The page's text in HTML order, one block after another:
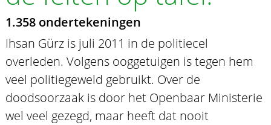
1.358 ondertekeningen
Ihsan Gürz is juli 2011 in de politiecel
overleden. Volgens ooggetuigen is tegen hem
veel politiegeweld gebruikt. Over de
doodsoorzaak is door het Openbaar Ministerie
wel veel gezegd, maar heeft dat nooit